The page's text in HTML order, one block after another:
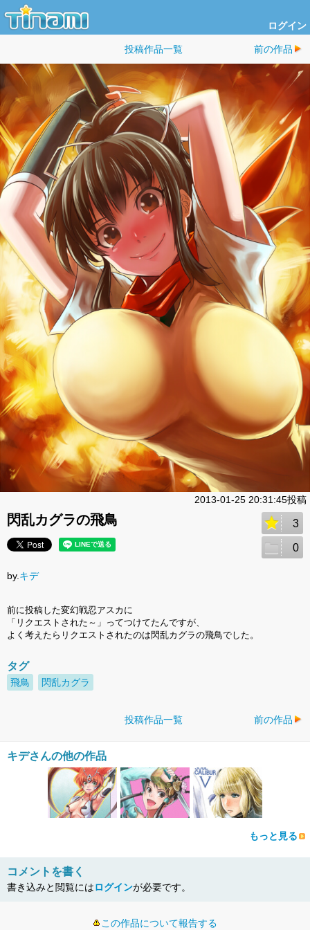
ログイン
投稿作品一覧 前の作品
2013-01-25 20:31:45投稿
閃乱カグラの飛鳥 3
0
by. キデ
前に投稿した変幻戦忍アスカに
「リクエストされた～」ってつけてたんですが、
よく考えたらリクエストされたのは閃乱カグラの飛鳥でした。
タグ
飛鳥 閃乱カグラ
投稿作品一覧 前の作品
キデさんの他の作品
もっと見る
コメントを書く
書き込みと閲覧にはログインが必要です。
この作品について報告する